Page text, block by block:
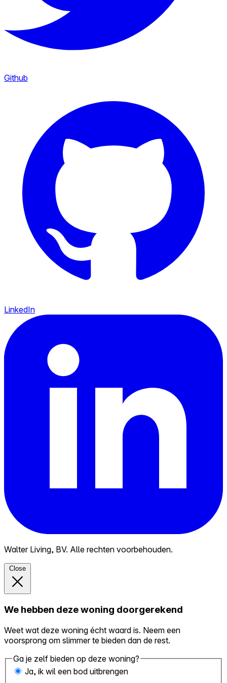
Github
LinkedIn
Walter Living, BV. Alle rechten voorbehouden.
Close
We hebben deze woning doorgerekend
Weet wat deze woning écht waard is. Neem een
voorsprong om slimmer te bieden dan de rest.
Ga je zelf bieden op deze woning?
Ja, ik wil een bod uitbrengen